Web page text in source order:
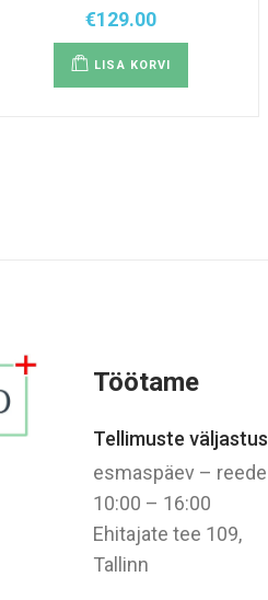
€129.00
LISA KORVI
Töötame
Tellimuste väljastus
esmaspäev – reede
10:00 – 16:00
Ehitajate tee 109,
Tallinn